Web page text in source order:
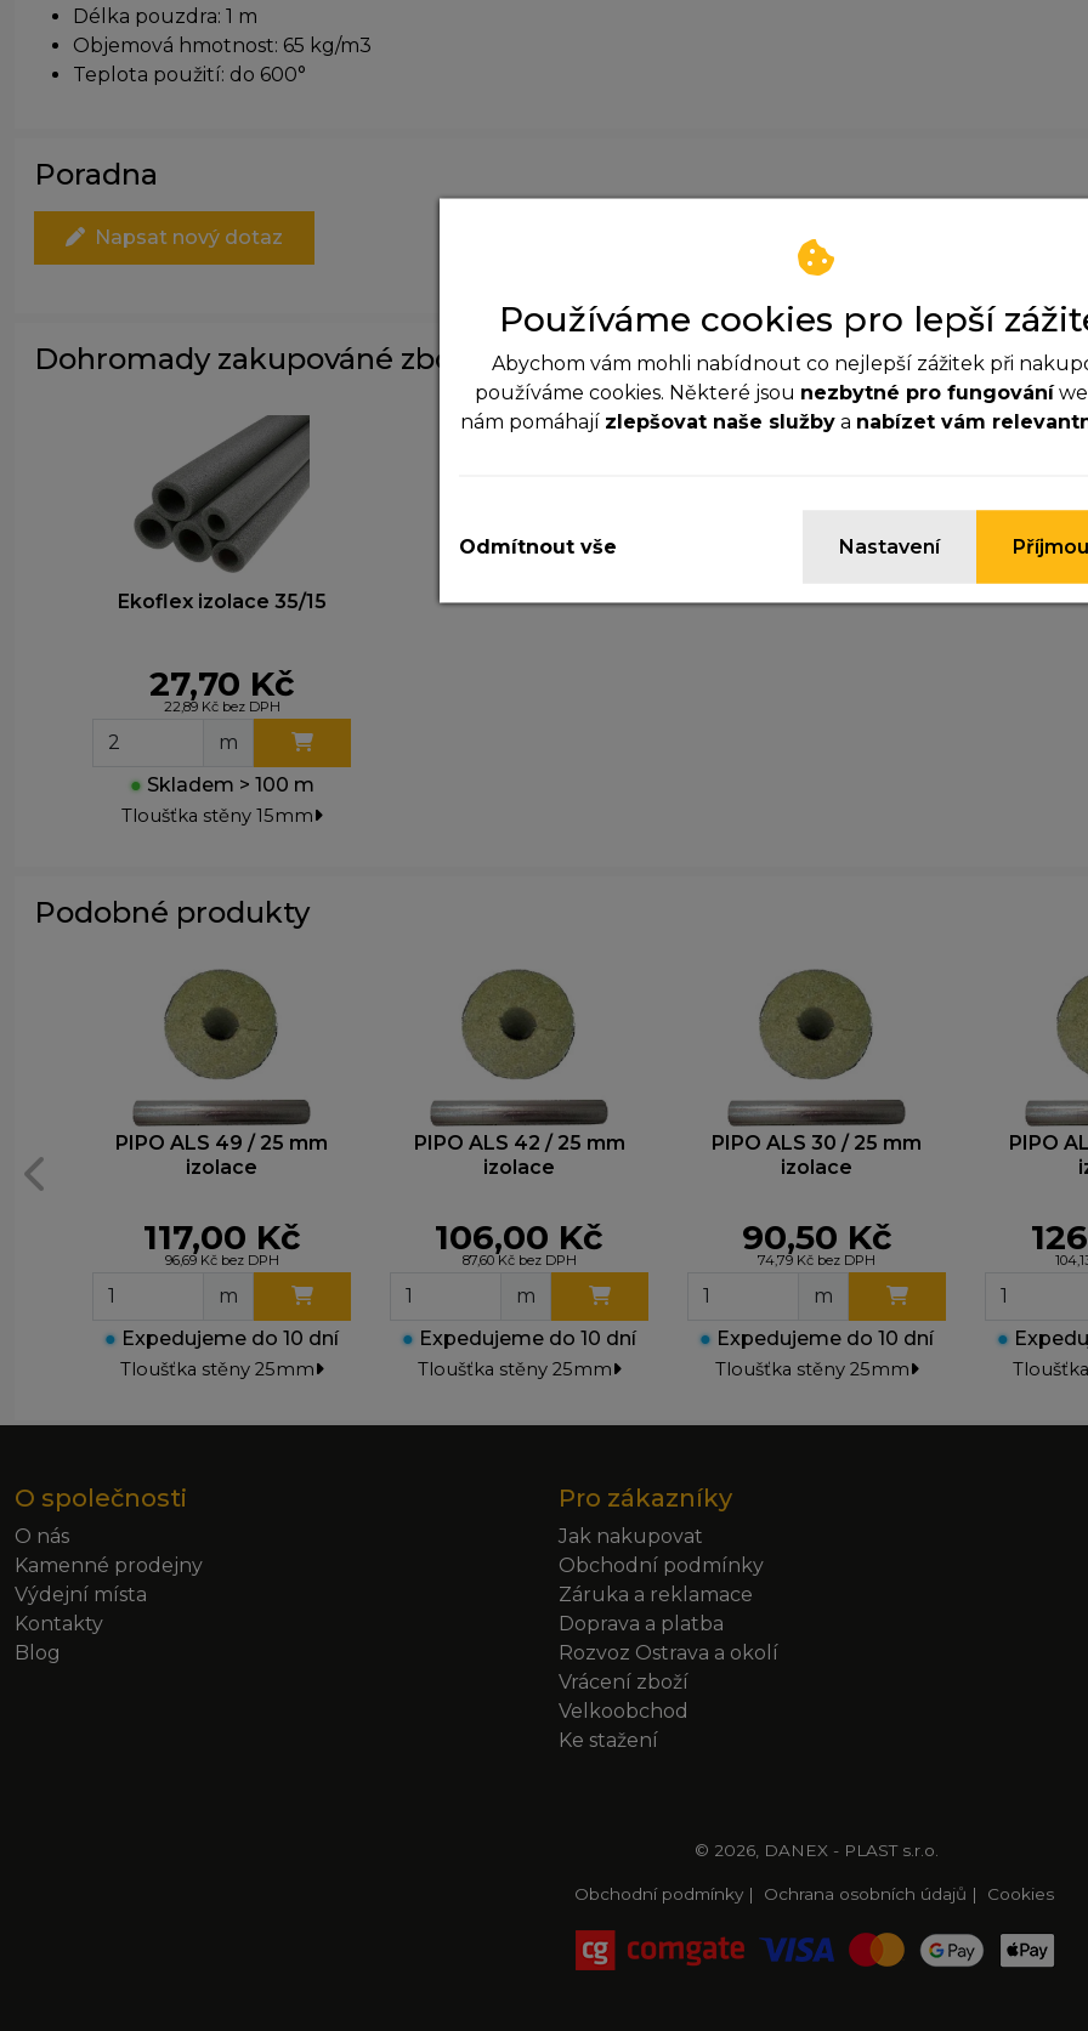
Délka pouzdra: 1 m
Objemová hmotnost: 65 kg/m3
Teplota použití: do 600°
Poradna
Napsat nový dotaz
Zatím neexistují žádné dotazy.
Dohromady zakupováné zboží
Ekoflex izolace 35/15
27,70 Kč
22,89 Kč bez DPH
m
● Skladem > 100 m
Tloušťka stěny 15mm
Podobné produkty
PIPO ALS 49 / 25 mm
izolace
117,00 Kč
96,69 Kč bez DPH
m
● Expedujeme do 10 dní
Tloušťka stěny 25mm
PIPO ALS 42 / 25 mm
izolace
106,00 Kč
87,60 Kč bez DPH
m
● Expedujeme do 10 dní
Tloušťka stěny 25mm
PIPO ALS 30 / 25 mm
izolace
90,50 Kč
74,79 Kč bez DPH
m
● Expedujeme do 10 dní
Tloušťka stěny 25mm
PIPO
●
O společnosti
O nás
Kamenné prodejny
Výdejní místa
Kontakty
Blog
Pro zákazníky
Jak nakupovat
Obchodní podmínky
Záruka a reklamace
Doprava a platba
Rozvoz Ostrava a okolí
Vrácení zboží
Velkoobchod
Ke stažení
© 2026, DANEX - PLAST s.r.o.
Obchodní podmínky| Ochrana osobních údajů | Cookies
Používáme cookies pro lepší
Abychom vám mohli nabídnout co nejlepší zážitek při
používáme cookies. Některé jsou nezbytné pro fungování
nám pomáhají zlepšovat naše služby a nabízet vám
Tyhle cookies jsou důležité pro správné fungování webu
vypnout.
Pomáhají nám sledovat návštěvnost a zlepšovat web.
Odmítnout vše Nastavení